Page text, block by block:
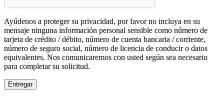
Ayúdenos a proteger su privacidad, por favor no incluya en su
mensaje ninguna información personal sensible como número de
tarjeta de crédito / débito, número de cuenta bancaria / corriente,
número de seguro social, número de licencia de conducir o datos
equivalentes. Nos comunicaremos con usted según sea necesario
para completar su solicitud.
Entregar